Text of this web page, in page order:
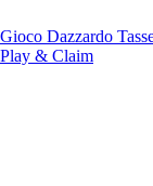
Gioco Dazzardo
Play & Claim